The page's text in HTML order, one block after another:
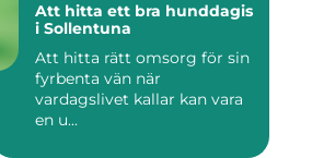
Att hitta ett bra hunddagis
i Sollentuna
Att hitta rätt omsorg för sin
fyrbenta vän när
vardagslivet kallar kan vara
en u...